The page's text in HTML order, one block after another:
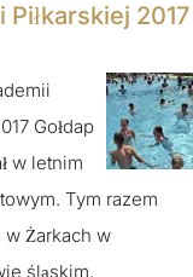
Piłkarskiej 2017
Gołdap
w letnim
Tym razem
w Żarkach w
śląskim.